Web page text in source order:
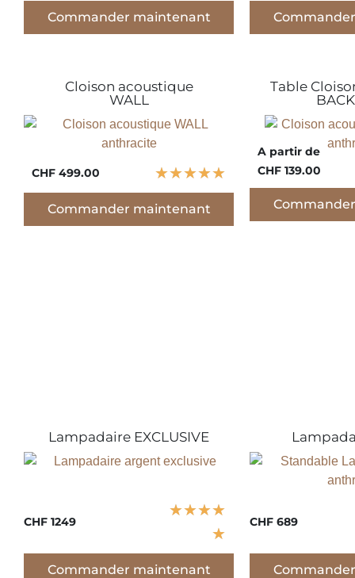
Commander maintenant
Cloison acoustique
WALL
CHF 499.00 ★★★★★
Commander maintenant
Table
A partir de
CHF 139.00
Lampadaire EXCLUSIVE
CHF 1249
★★★★
★
Commander maintenant
CHF 689